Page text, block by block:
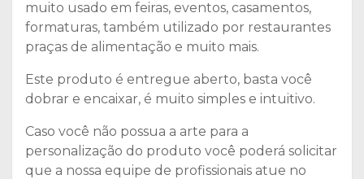
muito usado em feiras, eventos, casamentos,
formaturas, também utilizado por restaurantes
praças de alimentação e muito mais.
Este produto é entregue aberto, basta você
dobrar e encaixar, é muito simples e intuitivo.
Caso você não possua a arte para a
personalização do produto você poderá solicitar
que a nossa equipe de profissionais atue no